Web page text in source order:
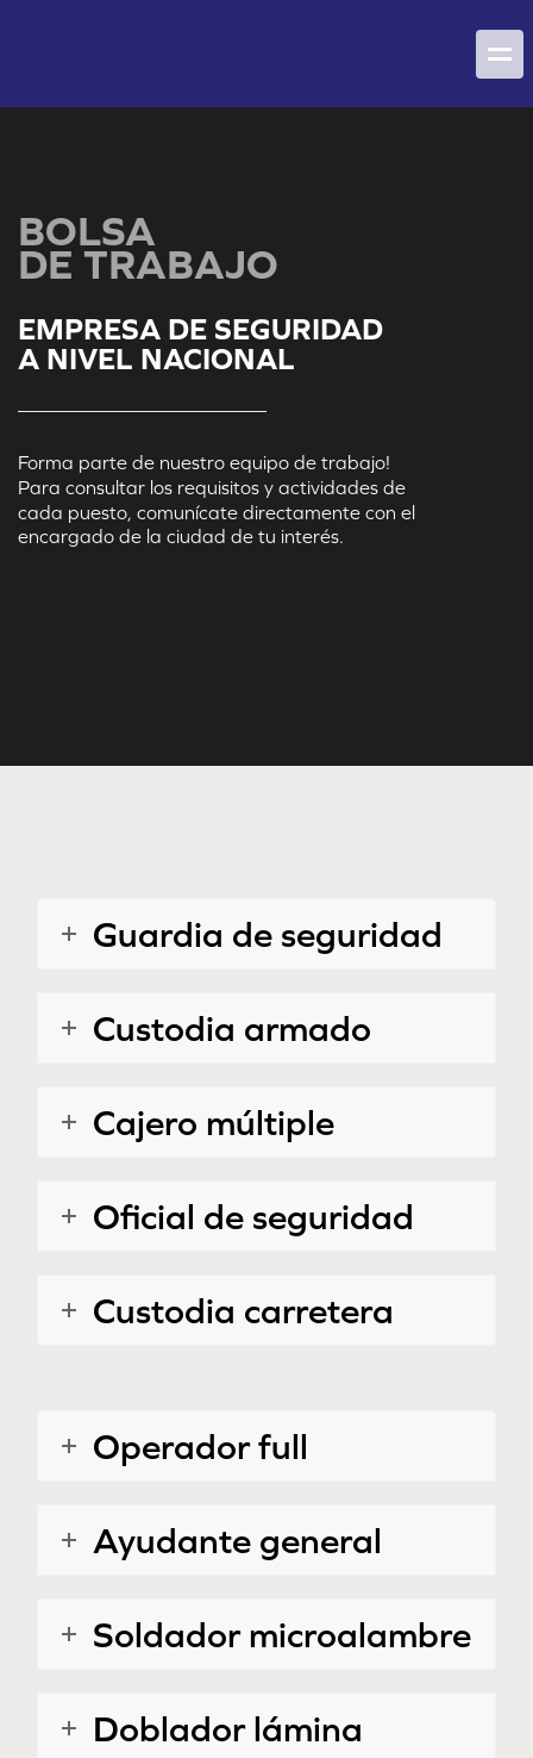
BOLSA
DE TRABAJO
EMPRESA DE SEGURIDAD
A NIVEL NACIONAL
Forma parte de nuestro equipo de trabajo!
Para consultar los requisitos y actividades de
cada puesto, comunícate directamente con el
encargado de la ciudad de tu interés.
Guardia de seguridad
Custodia armado
Cajero múltiple
Oficial de seguridad
Custodia carretera
Operador full
Ayudante general
Soldador microalambre
Doblador lámina